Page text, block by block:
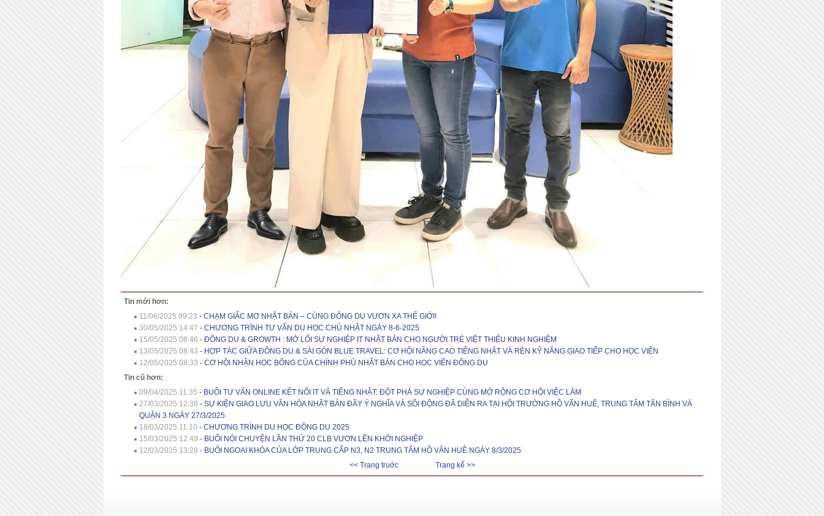
Tin mới hơn:
11/06/2025 09:23 - CHẠM GIẤC MƠ NHẬT BẢN – CÙNG ĐÔNG DU VƯƠN XA THẾ GIỚI!
30/05/2025 14:47 - CHƯƠNG TRÌNH TƯ VẤN DU HỌC CHỦ NHẬT NGÀY 8-6-2025
15/05/2025 08:46 - ĐÔNG DU & GROWTH : MỞ LỐI SỰ NGHIỆP IT NHẬT BẢN CHO NGƯỜI TRẺ VIỆT THIẾU KINH NGHIỆM
13/05/2025 08:43 - HỢP TÁC GIỮA ĐÔNG DU & SÀI GÒN BLUE TRAVEL: CƠ HỘI NÂNG CAO TIẾNG NHẬT VÀ RÈN KỸ NĂNG GIAO TIẾP CHO HỌC VIÊN
12/05/2025 08:33 - CƠ HỘI NHẬN HỌC BỔNG CỦA CHÍNH PHỦ NHẬT BẢN CHO HỌC VIÊN ĐÔNG DU
Tin cũ hơn:
09/04/2025 11:35 - BUỔI TƯ VẤN ONLINE KẾT NỐI IT VÀ TIẾNG NHẬT: ĐỘT PHÁ SỰ NGHIỆP CÙNG MỞ RỘNG CƠ HỘI VIỆC LÀM
27/03/2025 12:38 - SỰ KIỆN GIAO LƯU VĂN HÓA NHẬT BẢN ĐẦY Ý NGHĨA VÀ SÔI ĐỘNG ĐÃ DIỄN RA TẠI HỘI TRƯỜNG HỒ VĂN HUÊ, TRUNG TÂM TÂN BÌNH VÀ
QUẬN 3 NGÀY 27/3/2025
18/03/2025 11:10 - CHƯƠNG TRÌNH DU HỌC ĐÔNG DU 2025
15/03/2025 12:49 - BUỔI NÓI CHUYỆN LẦN THỨ 20 CLB VƯƠN LÊN KHỞI NGHIỆP
12/03/2025 13:28 - BUỔI NGOẠI KHÓA CỦA LỚP TRUNG CẤP N3, N2 TRUNG TÂM HỒ VĂN HUÊ NGÀY 8/3/2025
<< Trang truớc
Trang kế >>